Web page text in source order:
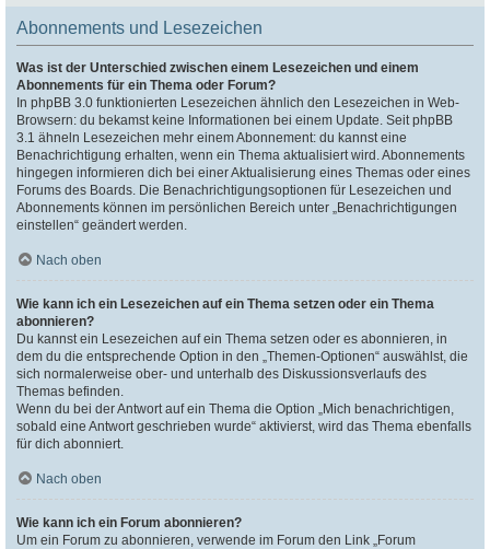
Abonnements und Lesezeichen
Was ist der Unterschied zwischen einem Lesezeichen und einem
Abonnements für ein Thema oder Forum?
In phpBB 3.0 funktionierten Lesezeichen ähnlich den Lesezeichen in Web-
Browsern: du bekamst keine Informationen bei einem Update. Seit phpBB
3.1 ähneln Lesezeichen mehr einem Abonnement: du kannst eine
Benachrichtigung erhalten, wenn ein Thema aktualisiert wird. Abonnements
hingegen informieren dich bei einer Aktualisierung eines Themas oder eines
Forums des Boards. Die Benachrichtigungsoptionen für Lesezeichen und
Abonnements können im persönlichen Bereich unter „Benachrichtigungen
einstellen“ geändert werden.
Nach oben
Wie kann ich ein Lesezeichen auf ein Thema setzen oder ein Thema
abonnieren?
Du kannst ein Lesezeichen auf ein Thema setzen oder es abonnieren, in
dem du die entsprechende Option in den „Themen-Optionen“ auswählst, die
sich normalerweise ober- und unterhalb des Diskussionsverlaufs des
Themas befinden.
Wenn du bei der Antwort auf ein Thema die Option „Mich benachrichtigen,
sobald eine Antwort geschrieben wurde“ aktivierst, wird das Thema ebenfalls
für dich abonniert.
Nach oben
Wie kann ich ein Forum abonnieren?
Um ein Forum zu abonnieren, verwende im Forum den Link „Forum